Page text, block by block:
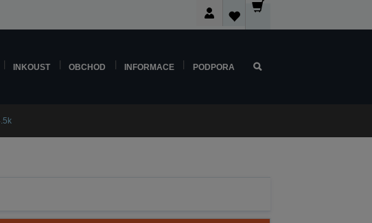
INKOUST OBCHOD INFORMACE PODPORA